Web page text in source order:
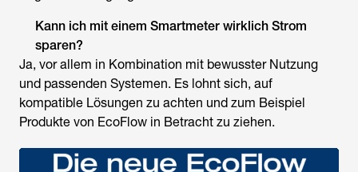
Kann ich mit einem Smartmeter wirklich Strom
sparen?
Ja, vor allem in Kombination mit bewusster Nutzung
und passenden Systemen. Es lohnt sich, auf
kompatible Lösungen zu achten und zum Beispiel
Produkte von EcoFlow in Betracht zu ziehen.